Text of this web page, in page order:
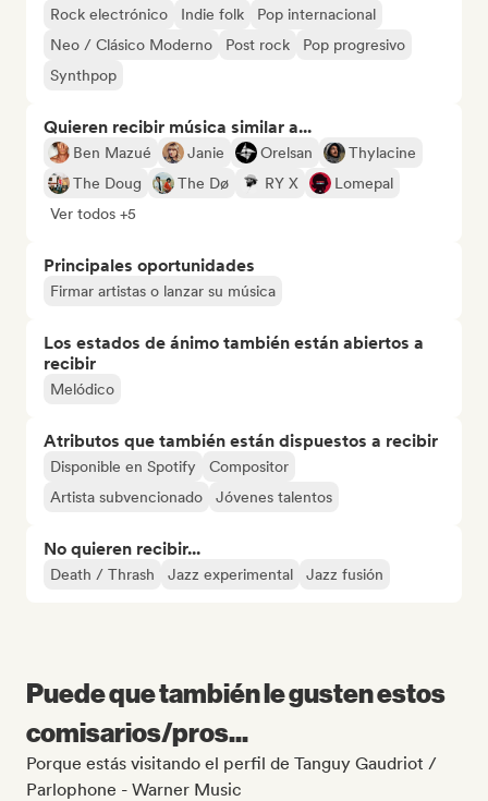
Rock electrónico Indie folk
Pop internacional
Neo / Clásico Moderno
Post rock
Pop progresivo
Synthpop
Quieren recibir música similar a...
Ben Mazué Janie Orelsan
Thylacine
The Doug
The Dø RY X
Lomepal
Ver todos +5
Principales oportunidades
Firmar artistas o lanzar su música
Los estados de ánimo también están abiertos a
recibir
Melódico
Atributos que también están dispuestos a recibir
Disponible en Spotify
Compositor
Artista subvencionado
Jóvenes talentos
No quieren recibir...
Death / Thrash Jazz experimental Jazz fusión
Puede que también le gusten estos
comisarios/pros...
Porque estás visitando el perfil de Tanguy Gaudriot /
Parlophone - Warner Music